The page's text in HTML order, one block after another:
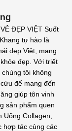
ĐẸP VIỆT Suốt
tự hào là
đẹp Việt, mang
đẹp. Với triết
chúng tôi không
để mang đến
giúp tôn vinh
sản phẩm quen
Collagen,
hợp tác cùng các